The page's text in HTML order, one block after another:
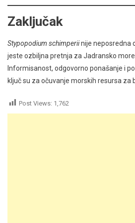
Zaključak
Stypopodium schimperiinije neposredna
jeste ozbiljna pretnja za Jadransko
Informisanost, odgovorno ponašanje i
ključ su za očuvanje morskih resursa za
Post Views: 1,762